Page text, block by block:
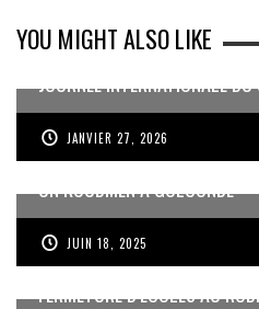
YOU MIGHT ALSO LIKE
JOURNÉE INTERNATIONALE
JANVIER 27, 2026
UN KOUDMEN À GOLCONDE
JUIN 18, 2025
FERMETURE D’ÉCOLES AU